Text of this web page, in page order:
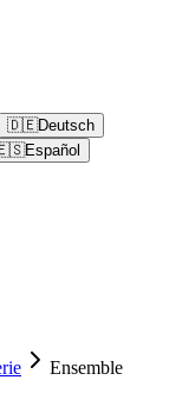
🇩🇪Deutsch
Español
Ensemble